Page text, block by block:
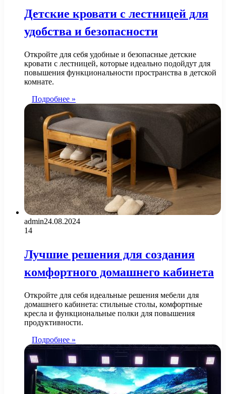
Детские кровати с лестницей для
удобства и безопасности
Откройте для себя удобные и безопасные детские
кровати с лестницей, которые идеально подойдут для
повышения функциональности пространства в детской
комнате.
Подробнее »
admin24.08.2024
14
Лучшие решения для создания
комфортного домашнего кабинета
Откройте для себя идеальные решения мебели для
домашнего кабинета: стильные столы, комфортные
кресла и функциональные полки для повышения
продуктивности.
Подробнее »